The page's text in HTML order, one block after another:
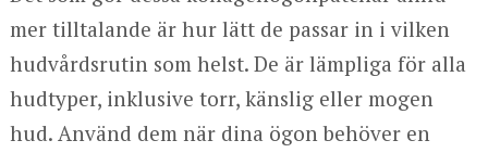
mer tilltalande är hur lätt de passar in i vilken
hudvårdsrutin som helst. De är lämpliga för alla
hudtyper, inklusive torr, känslig eller mogen
hud. Använd dem när dina ögon behöver en